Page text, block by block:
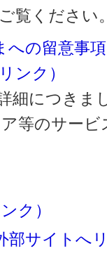
覧ください
の留意事
ンク）
細につきま
等のサー
ク）
部サイトへ